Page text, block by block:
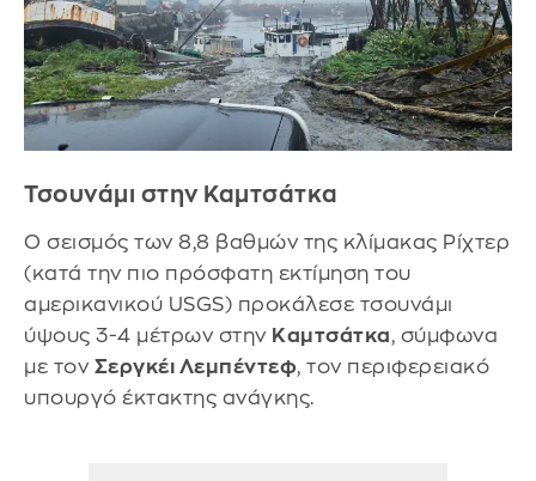
Τσουνάμι στην Καμτσάτκα
Ο σεισμός των 8,8 βαθμών της κλίμακας Ρίχτερ
(κατά την πιο πρόσφατη εκτίμηση του
αμερικανικού USGS) προκάλεσε τσουνάμι
ύψους 3-4 μέτρων στην Καμτσάτκα, σύμφωνα
με τον Σεργκέι Λεμπέντεφ, τον περιφερειακό
υπουργό έκτακτης ανάγκης.